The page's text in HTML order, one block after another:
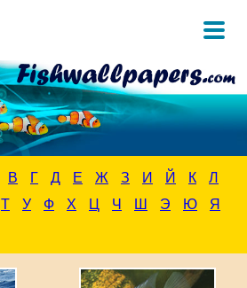
В Г Д Е Ж З И Й К
Л
Т У Ф Х Ц Ч Ш Э Ю
Я